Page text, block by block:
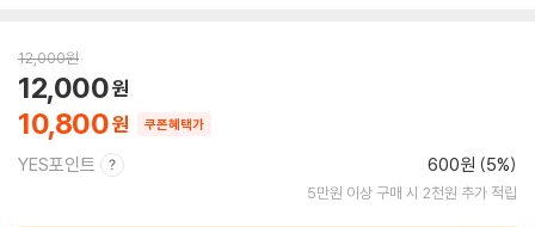
12,000원
10,800
12,000
쿠폰혜택가
YES포인트 600원 (5%)
5만원 이상 구매 시 2천원 추가 적립